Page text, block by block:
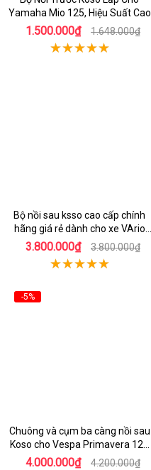
Yamaha Mio 125, Hiệu Suất Cao
1.500.000₫ 1.648.000₫
Bộ nồi sau ksso cao cấp chính
hãng giá rẻ dành cho xe VArio
160
3.800.000₫ 3.800.000₫
-5%
Chuông và cụm ba càng nồi sau
Koso cho Vespa Primavera 125
i-Get
4.000.000₫ 4.200.000₫